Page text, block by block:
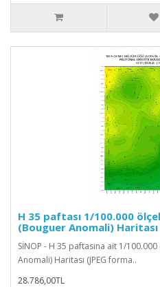
H 35 paftası 1/100.000
(Bouguer Anomali) Haritası
SİNOP - H 35 paftasına ait 1/
Anomali) Haritası (JPEG forma..
28.786,00TL